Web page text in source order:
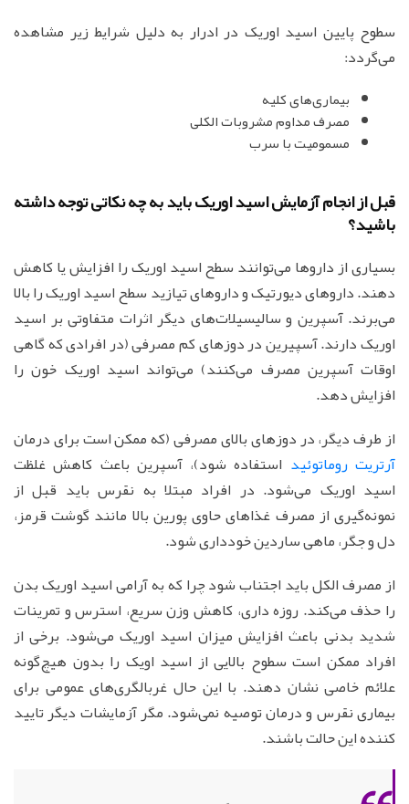
سطوح پایین اسید اوریک در ادرار به دلیل شرایط زیر مشاهده
می‌گردد:
بیماری‌های کلیه
مصرف مداوم مشروبات الکلی
مسمومیت با سرب
قبل از انجام آزمایش اسید اوریک باید به چه نکاتی توجه داشته
باشید؟
بسیاری از داروها می‌توانند سطح اسید اوریک را افزایش یا کاهش
دهند. داروهای دیورتیک و داروهای تیازید سطح اسید اوریک را بالا
می‌برند. آسپرین و سالیسیلات‌های دیگر اثرات متفاوتی بر اسید
اوریک دارند. آسپیرین در دوزهای کم مصرفی (در افرادی که گاهی
اوقات آسپرین مصرف می‌کنند) می‌تواند اسید اوریک خون را
افزایش دهد.
از طرف دیگر، در دوزهای بالای مصرفی (که ممکن است برای درمان
آرتریت روماتوئید استفاده شود)، آسپرین باعث کاهش غلظت
اسید اوریک می‌شود. در افراد مبتلا به نقرس باید قبل از
نمونه‌گیری از مصرف غذاهای حاوی پورین بالا مانند گوشت قرمز،
دل و جگر، ماهی ساردین خودداری شود.
از مصرف الکل باید اجتناب شود چرا که به آرامی اسید اوریک بدن
را حذف می‌کند. روزه داری، کاهش وزن سریع، استرس و تمرینات
شدید بدنی باعث افزایش میزان اسید اوریک می‌شود. برخی از
افراد ممکن است سطوح بالایی از اسید اویک را بدون هیچ‌گونه
علائم خاصی نشان دهند. با این حال غربالگری‌های عمومی برای
بیماری نقرس و درمان توصیه نمی‌شود. مگر آزمایشات دیگر تایید
کننده این حالت باشند.